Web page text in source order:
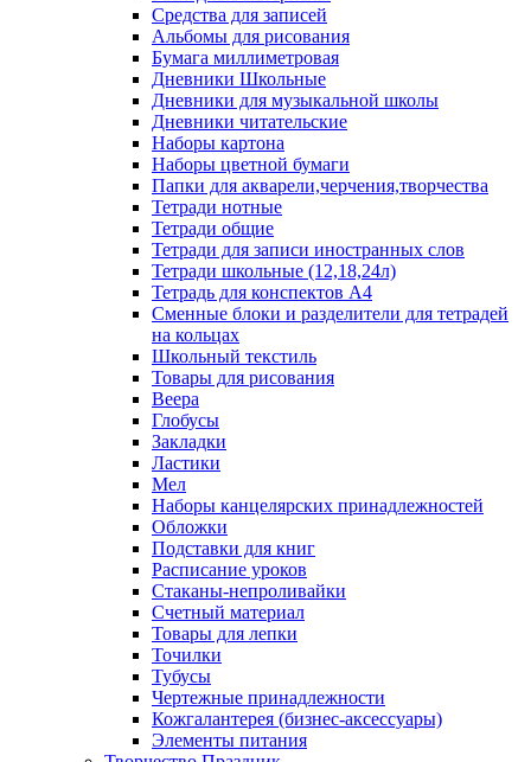
Средства для записей
Альбомы для рисования
Бумага миллиметровая
Дневники Школьные
Дневники для музыкальной школы
Дневники читательские
Наборы картона
Наборы цветной бумаги
Папки для акварели,черчения,творчества
Тетради нотные
Тетради общие
Тетради для записи иностранных слов
Тетради школьные (12,18,24л)
Тетрадь для конспектов А4
Сменные блоки и разделители для тетрадей
на кольцах
Школьный текстиль
Товары для рисования
Веера
Глобусы
Закладки
Ластики
Мел
Наборы канцелярских принадлежностей
Обложки
Подставки для книг
Расписание уроков
Стаканы-непроливайки
Счетный материал
Товары для лепки
Точилки
Тубусы
Чертежные принадлежности
Кожгалантерея (бизнес-аксессуары)
Элементы питания